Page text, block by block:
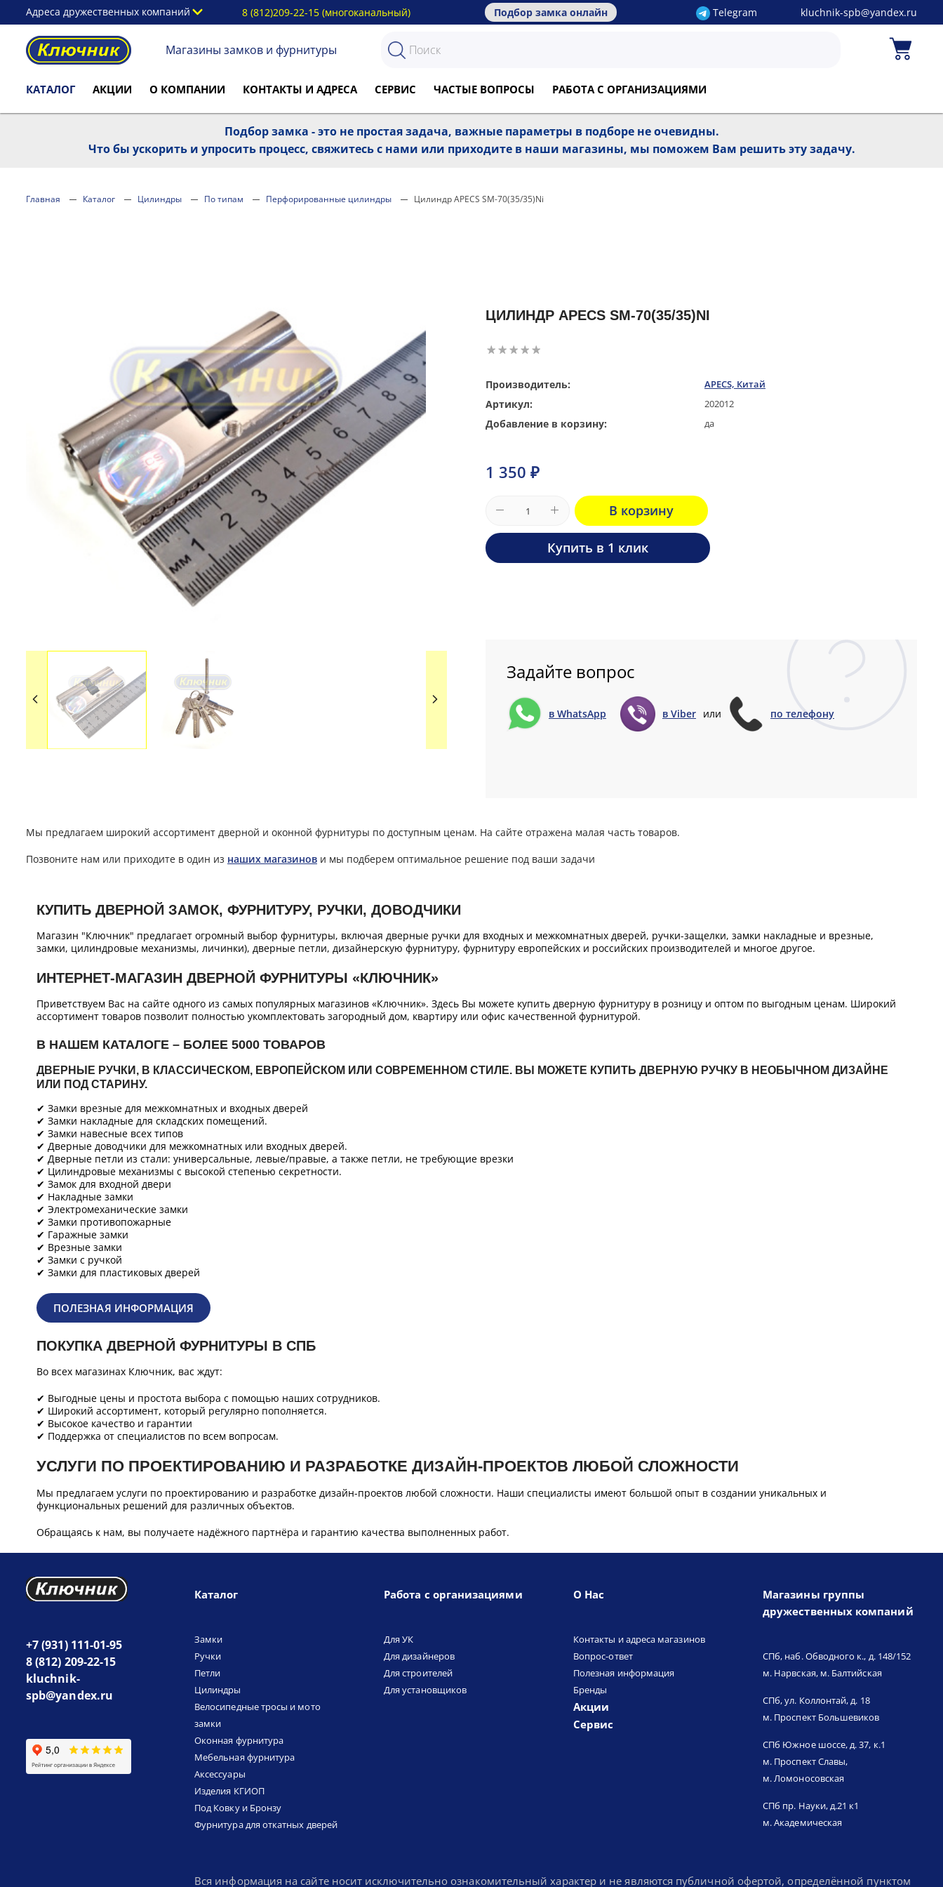
Адреса дружественных компаний 8 (812)209-22-15 (многоканальный) Подбор замка онлайн Telegram kluchnik-spb@yandex.ru
Магазины замков и фурнитуры
КАТАЛОГ АКЦИИ О КОМПАНИИ КОНТАКТЫ И АДРЕСА СЕРВИС ЧАСТЫЕ ВОПРОСЫ РАБОТА С ОРГАНИЗАЦИЯМИ
Подбор замка - это не простая задача, важные параметры в подборе не очевидны.
Что бы ускорить и упросить процесс, свяжитесь с нами или приходите в наши магазины, мы поможем Вам решить эту задачу.
Главная Каталог Цилиндры По типам Перфорированные цилиндры Цилиндр APECS SM-70(35/35)Ni
ЦИЛИНДР APECS SM-70(35/35)NI
Производитель: APECS, Китай
Артикул: 202012
Добавление в корзину: да
1 350 ₽
В корзину
Купить в 1 клик
Задайте вопрос
в WhatsApp в Viber или по телефону
Мы предлагаем широкий ассортимент дверной и оконной фурнитуры по доступным ценам. На сайте отражена малая часть товаров.
Позвоните нам или приходите в один из наших магазинов и мы подберем оптимальное решение под ваши задачи
КУПИТЬ ДВЕРНОЙ ЗАМОК, ФУРНИТУРУ, РУЧКИ, ДОВОДЧИКИ
Магазин "Ключник" предлагает огромный выбор фурнитуры, включая дверные ручки для входных и межкомнатных дверей, ручки-защелки, замки накладные и врезные,
замки, цилиндровые механизмы, личинки), дверные петли, дизайнерскую фурнитуру, фурнитуру европейских и российских производителей и многое другое.
ИНТЕРНЕТ-МАГАЗИН ДВЕРНОЙ ФУРНИТУРЫ «КЛЮЧНИК»
Приветствуем Вас на сайте одного из самых популярных магазинов «Ключник». Здесь Вы можете купить дверную фурнитуру в розницу и оптом по выгодным ценам. Широкий
ассортимент товаров позволит полностью укомплектовать загородный дом, квартиру или офис качественной фурнитурой.
В НАШЕМ КАТАЛОГЕ – БОЛЕЕ 5000 ТОВАРОВ
ДВЕРНЫЕ РУЧКИ, В КЛАССИЧЕСКОМ, ЕВРОПЕЙСКОМ ИЛИ СОВРЕМЕННОМ СТИЛЕ. ВЫ МОЖЕТЕ КУПИТЬ ДВЕРНУЮ РУЧКУ В НЕОБЫЧНОМ ДИЗАЙНЕ
ИЛИ ПОД СТАРИНУ.
✔ Замки врезные для межкомнатных и входных дверей
✔ Замки накладные для складских помещений.
✔ Замки навесные всех типов
✔ Дверные доводчики для межкомнатных или входных дверей.
✔ Дверные петли из стали: универсальные, левые/правые, а также петли, не требующие врезки
✔ Цилиндровые механизмы с высокой степенью секретности.
✔ Замок для входной двери
✔ Накладные замки
✔ Электромеханические замки
✔ Замки противопожарные
✔ Гаражные замки
✔ Врезные замки
✔ Замки с ручкой
✔ Замки для пластиковых дверей
ПОЛЕЗНАЯ ИНФОРМАЦИЯ
ПОКУПКА ДВЕРНОЙ ФУРНИТУРЫ В СПБ
Во всех магазинах Ключник, вас ждут:
✔ Выгодные цены и простота выбора с помощью наших сотрудников.
✔ Широкий ассортимент, который регулярно пополняется.
✔ Высокое качество и гарантии
✔ Поддержка от специалистов по всем вопросам.
УСЛУГИ ПО ПРОЕКТИРОВАНИЮ И РАЗРАБОТКЕ ДИЗАЙН-ПРОЕКТОВ ЛЮБОЙ СЛОЖНОСТИ
Мы предлагаем услуги по проектированию и разработке дизайн-проектов любой сложности. Наши специалисты имеют большой опыт в создании уникальных и
функциональных решений для различных объектов.
Обращаясь к нам, вы получаете надёжного партнёра и гарантию качества выполненных работ.
+7 (931) 111-01-95
8 (812) 209-22-15
kluchnik-
spb@yandex.ru
Каталог
Замки
Ручки
Петли
Цилиндры
Велосипедные тросы и мото
замки
Оконная фурнитура
Мебельная фурнитура
Аксессуары
Изделия КГИОП
Под Ковку и Бронзу
Фурнитура для откатных дверей
Работа с организациями
Для УК
Для дизайнеров
Для строителей
Для установщиков
О Нас
Контакты и адреса магазинов
Вопрос-ответ
Полезная информация
Бренды
Акции
Сервис
Магазины группы
дружественных компаний
СПб, наб. Обводного к., д. 148/152
м. Нарвская, м. Балтийская
СПб, ул. Коллонтай, д. 18
м. Проспект Большевиков
СПб Южное шоссе, д. 37, к.1
м. Проспект Славы,
м. Ломоносовская
СПб пр. Науки, д.21 к1
м. Академическая
Вся информация на сайте носит исключительно ознакомительный характер и не являются публичной офертой, определённой пунктом